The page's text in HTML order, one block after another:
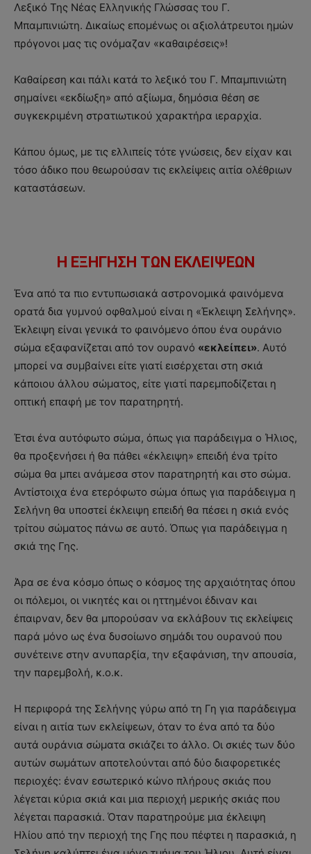
Λεξικό Της Νέας Ελληνικής Γλώσσας του Γ.
Μπαμπινιώτη. Δικαίως επομένως οι αξιολάτρευτοι ημών
πρόγονοι μας τις ονόμαζαν «καθαιρέσεις»!
Καθαίρεση και πάλι κατά το λεξικό του Γ. Μπαμπινιώτη
σημαίνει «εκδίωξη» από αξίωμα, δημόσια θέση σε
συγκεκριμένη στρατιωτικού χαρακτήρα ιεραρχία.
Κάπου όμως, με τις ελλιπείς τότε γνώσεις, δεν είχαν και
τόσο άδικο που θεωρούσαν τις εκλείψεις αιτία ολέθριων
καταστάσεων.
Η ΕΞΗΓΗΣΗ ΤΩΝ ΕΚΛΕΙΨΕΩΝ
Ένα από τα πιο εντυπωσιακά αστρονομικά φαινόμενα
ορατά δια γυμνού οφθαλμού είναι η «Έκλειψη Σελήνης».
Έκλειψη είναι γενικά το φαινόμενο όπου ένα ουράνιο
σώμα εξαφανίζεται από τον ουρανό «εκλείπει». Αυτό
μπορεί να συμβαίνει είτε γιατί εισέρχεται στη σκιά
κάποιου άλλου σώματος, είτε γιατί παρεμποδίζεται η
οπτική επαφή με τον παρατηρητή.
Έτσι ένα αυτόφωτο σώμα, όπως για παράδειγμα ο Ήλιος,
θα προξενήσει ή θα πάθει «έκλειψη» επειδή ένα τρίτο
σώμα θα μπει ανάμεσα στον παρατηρητή και στο σώμα.
Αντίστοιχα ένα ετερόφωτο σώμα όπως για παράδειγμα η
Σελήνη θα υποστεί έκλειψη επειδή θα πέσει η σκιά ενός
τρίτου σώματος πάνω σε αυτό. Όπως για παράδειγμα η
σκιά της Γης.
Άρα σε ένα κόσμο όπως ο κόσμος της αρχαιότητας όπου
οι πόλεμοι, οι νικητές και οι ηττημένοι έδιναν και
έπαιρναν, δεν θα μπορούσαν να εκλάβουν τις εκλείψεις
παρά μόνο ως ένα δυσοίωνο σημάδι του ουρανού που
συνέτεινε στην ανυπαρξία, την εξαφάνιση, την απουσία,
την παρεμβολή, κ.ο.κ.
Η περιφορά της Σελήνης γύρω από τη Γη για παράδειγμα
είναι η αιτία των εκλείψεων, όταν το ένα από τα δύο
αυτά ουράνια σώματα σκιάζει το άλλο. Οι σκιές των δύο
αυτών σωμάτων αποτελούνται από δύο διαφορετικές
περιοχές: έναν εσωτερικό κώνο πλήρους σκιάς που
λέγεται κύρια σκιά και μια περιοχή μερικής σκιάς που
λέγεται παρασκιά. Όταν παρατηρούμε μια έκλειψη
Ηλίου από την περιοχή της Γης που πέφτει η παρασκιά, η